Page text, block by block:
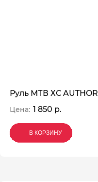
Руль МТВ ХС AUTHOR
Цена: 1 850 р.
В КОРЗИНУ
В КОРЗИНУ
В КОРЗИНУ